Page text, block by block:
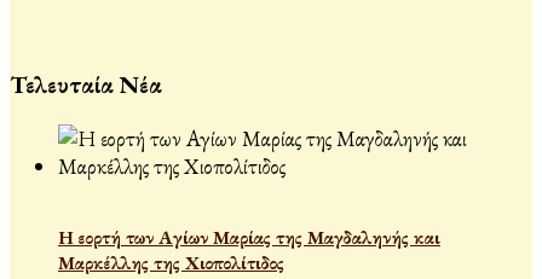
Τελευταία Νέα
Η εορτή των Αγίων Μαρίας της Μαγδαληνής και
Μαρκέλλης της Χιοπολίτιδος